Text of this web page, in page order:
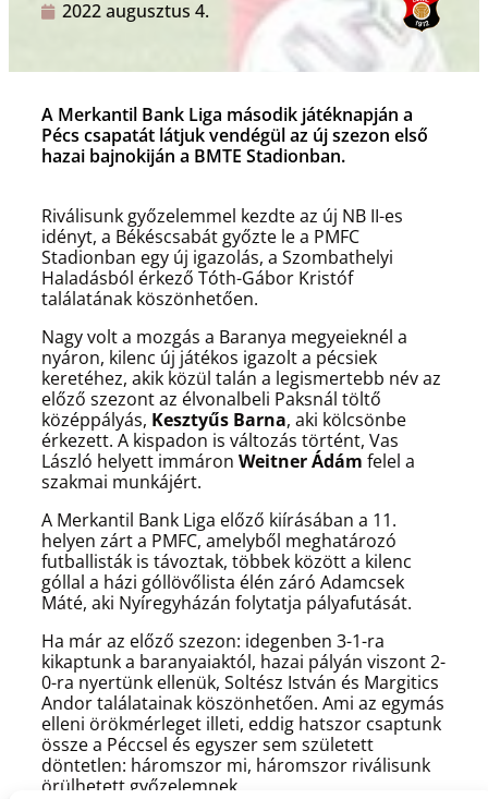
2022 augusztus 4.
A Merkantil Bank Liga második játéknapján a
Pécs csapatát látjuk vendégül az új szezon első
hazai bajnokiján a BMTE Stadionban.
Riválisunk győzelemmel kezdte az új NB II-es
idényt, a Békéscsabát győzte le a PMFC
Stadionban egy új igazolás, a Szombathelyi
Haladásból érkező Tóth-Gábor Kristóf
találatának köszönhetően.
Nagy volt a mozgás a Baranya megyeieknél a
nyáron, kilenc új játékos igazolt a pécsiek
keretéhez, akik közül talán a legismertebb név az
előző szezont az élvonalbeli Paksnál töltő
középpályás, Kesztyűs Barna, aki kölcsönbe
érkezett. A kispadon is változás történt, Vas
László helyett immáron Weitner Ádám felel a
szakmai munkájért.
A Merkantil Bank Liga előző kiírásában a 11.
helyen zárt a PMFC, amelyből meghatározó
futballisták is távoztak, többek között a kilenc
góllal a házi góllövőlista élén záró Adamcsek
Máté, aki Nyíregyházán folytatja pályafutását.
Ha már az előző szezon: idegenben 3-1-ra
kikaptunk a baranyaiaktól, hazai pályán viszont 2-
0-ra nyertünk ellenük, Soltész István és Margitics
Andor találatainak köszönhetően. Ami az egymás
elleni örökmérleget illeti, eddig hatszor csaptunk
össze a Péccsel és egyszer sem született
döntetlen: háromszor mi, háromszor riválisunk
örülhetett győzelemnek.